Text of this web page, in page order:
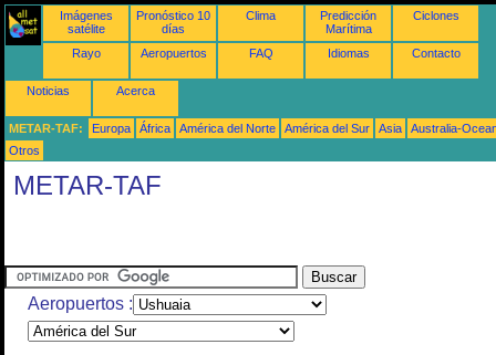
Imágenes
satélite
Pronóstico 10
días
Clima
Predicción
Marítima
Ciclones
Rayo Aeropuertos FAQ Idiomas Contacto
Noticias Acerca
METAR-TAF: Europa África América del Norte América del Sur Asia
Australia-
Otros
METAR-TAF
Aeropuertos :